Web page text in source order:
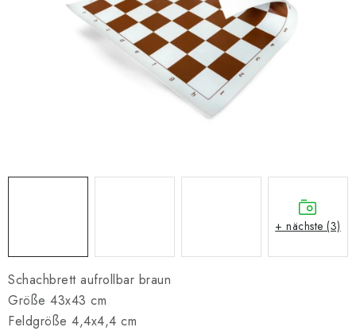
SCHACH ONLINE
KONTAKT
Schachbrett aufrollbar braun
Größe 43x43 cm
Feldgröße 4,4x4,4 cm
+ nächste (3)